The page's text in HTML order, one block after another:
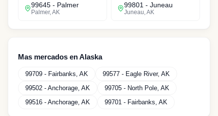
99645 - Palmer
Palmer, AK
99801 - Juneau
Juneau AK
Mas mercados enAlaska
99709 - Fairbanks AK 99577 - Eagle River, AK
99502 - Anchorage AK 99705 - North Pole AK
99516 - Anchorage AK 99701 - Fairbanks AK